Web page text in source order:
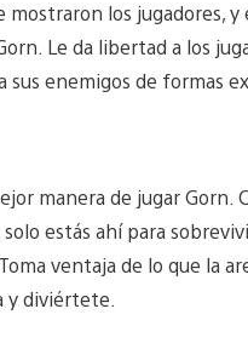
mostraron los jugadores, y
Le da libertad a los
sus enemigos de formas
manera de jugar Gorn.
estás ahí para
ventaja de lo que la
diviértete.